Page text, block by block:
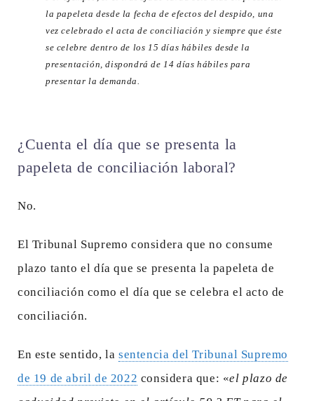
la papeleta desde la fecha de efectos del despido, una
vez celebrado el acta de conciliación y siempre que éste
se celebre dentro de los 15 días hábiles desde la
presentación, dispondrá de 14 días hábiles para
presentar la demanda.
¿Cuenta el día que se presenta la
papeleta de conciliación laboral?
No.
El Tribunal Supremo considera que no consume
plazo tanto el día que se presenta la papeleta de
conciliación como el día que se celebra el acto de
conciliación.
En este sentido, la sentencia del Tribunal Supremo
de 19 de abril de 2022 considera que: «el plazo de